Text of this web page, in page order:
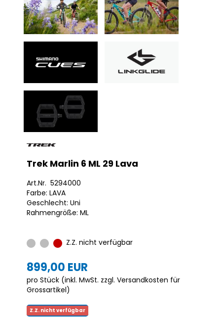
Trek Marlin 6 ML 29 Lava
Art.Nr. 5294000
Farbe: LAVA
Geschlecht: Uni
Rahmengröße: ML
Z.Z. nicht verfügbar
899,00 EUR
pro Stück (inkl. MwSt. zzgl. Versandkosten für
Grossartikel)
Z.Z. nicht verfügbar